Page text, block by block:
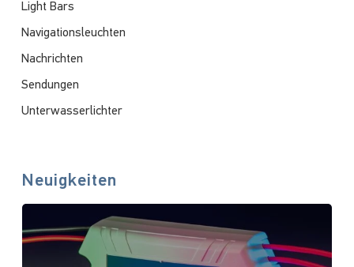
Light Bars
Navigationsleuchten
Nachrichten
Sendungen
Unterwasserlichter
Neuigkeiten